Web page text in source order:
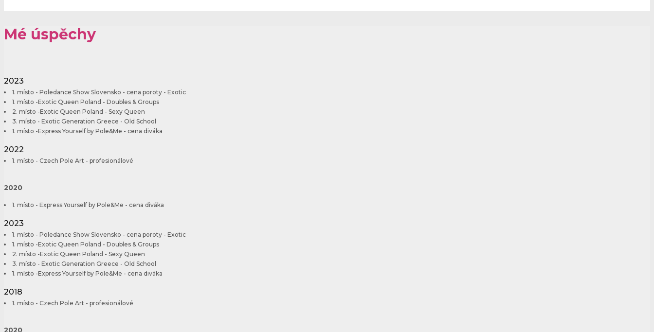
Mé úspěchy
2023
1. místo - Poledance Show Slovensko - cena poroty - Exotic
1. místo -Exotic Queen Poland - Doubles & Groups
2. místo -Exotic Queen Poland - Sexy Queen
3. místo - Exotic Generation Greece - Old School
1. místo -Express Yourself by Pole&Me - cena diváka
2022
1. místo - Czech Pole Art - profesionálové
2020
1. místo - Express Yourself by Pole&Me - cena diváka
2023
1. místo - Poledance Show Slovensko - cena poroty - Exotic
1. místo -Exotic Queen Poland - Doubles & Groups
2. místo -Exotic Queen Poland - Sexy Queen
3. místo - Exotic Generation Greece - Old School
1. místo -Express Yourself by Pole&Me - cena diváka
2018
1. místo - Czech Pole Art - profesionálové
2020